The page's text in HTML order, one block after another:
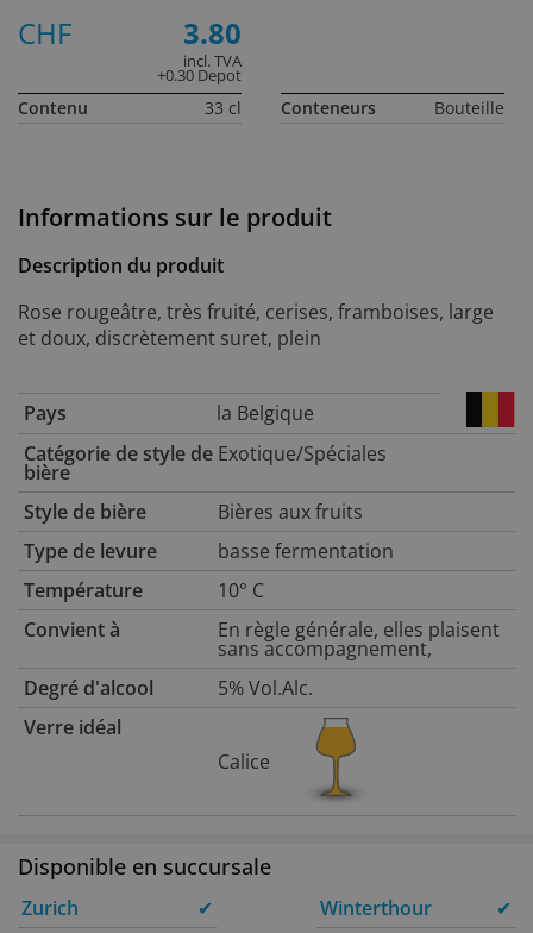
Informations sur le produit
Description du produit
Rose rougeâtre, très fruité, cerises, framboises, large
et doux, discrètement suret, plein
Pays
la Belgique
Catégorie de style de
bière
Exotique/Spéciales
Style de bière
Bières aux fruits
Type de levure
basse fermentation
Température
10° C
Convient à
En règle générale, elles plaisent
sans accompagnement,
Degré d'alcool
5% Vol.Alc.
Verre idéal
Calice
CHF
3.80
incl. TVA
+0.30 Depot
Contenu 33 cl Conteneurs Bouteille
Disponible en succursale
Zurich
✔
Winterthour
✔